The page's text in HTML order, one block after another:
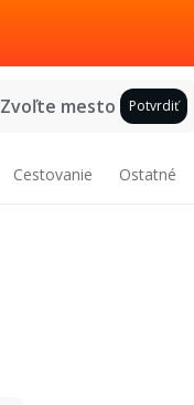
Zvoľte mesto Potvrdiť
Cestovanie Ostatné